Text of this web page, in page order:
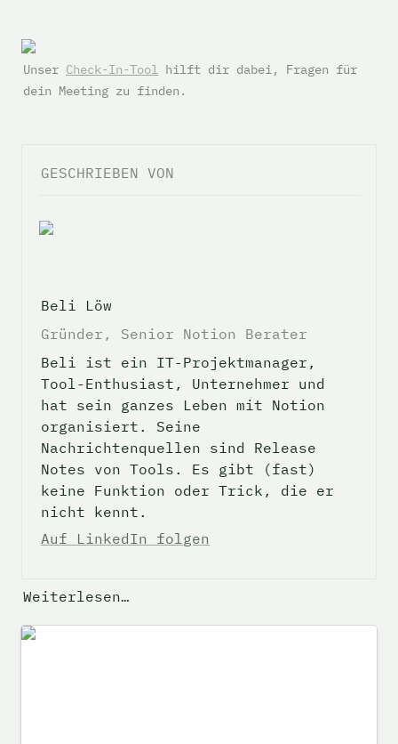
Unser Check-In-Tool hilft dir dabei, Fragen für
dein Meeting zu finden.
GESCHRIEBEN VON
Beli Löw
Gründer, Senior Notion Berater
Beli ist ein IT-Projektmanager,
Tool-Enthusiast, Unternehmer und
hat sein ganzes Leben mit Notion
organisiert. Seine
Nachrichtenquellen sind Release
Notes von Tools. Es gibt (fast)
keine Funktion oder Trick, die er
nicht kennt.
Auf LinkedIn folgen
Weiterlesen…
Die Besten Tastenkombinationen in der